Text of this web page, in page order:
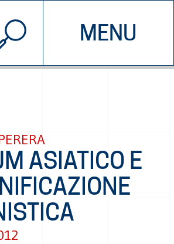
MENU
CHI SIAMO
© 2026 EDDYBURG
ASIATICO E